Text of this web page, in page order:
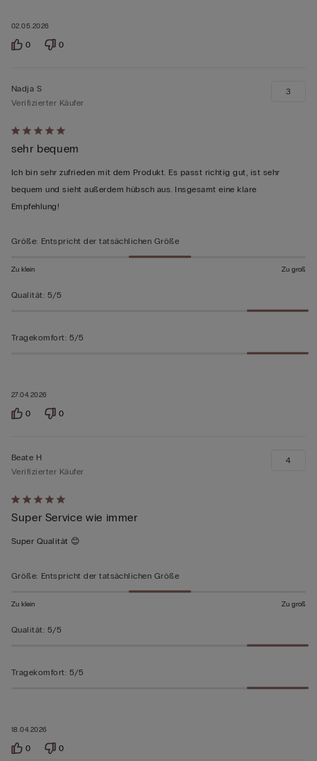
bewertet
02.05.2026
0 0
Mit
5
von
5
bewertet
27.04.2026
Nadja S
Verifizierter Käufer
sehr bequem
Ich bin sehr zufrieden mit dem Produkt. Es passt richtig gut, ist sehr
bequem und sieht außerdem hübsch aus. Insgesamt eine klare
Empfehlung!
3
Größe: Entspricht der tatsächlichen Größe
Zu klein Zu groß
Qualität: 5/5
Tragekomfort: 5/5
0 0
Mit
5
von
bewertet
18.04.2026
Beate H
Verifizierter Käufer
Super Service wie immer
Super Qualität 😊
4
Größe: Entspricht der tatsächlichen Größe
Zu klein Zu groß
Qualität: 5/5
Tragekomfort: 5/5
0 0